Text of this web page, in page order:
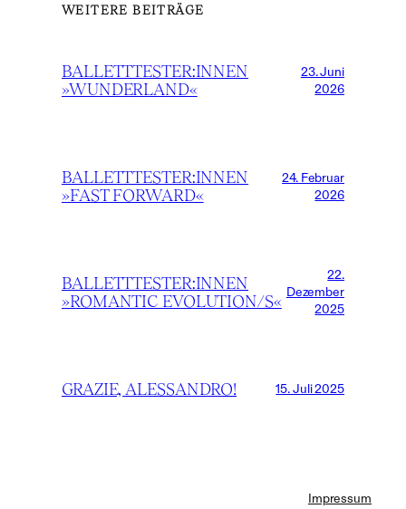
WEITERE BEITRÄGE
BALLETTTESTER:INNEN
»WUNDERLAND«
23. Juni
2026
BALLETTTESTER:INNEN
»FAST FORWARD«
24. Februar
2026
BALLETTTESTER:INNEN
»ROMANTIC EVOLUTION/S«
22.
Dezember
2025
GRAZIE, ALESSANDRO! 15. Juli 2025
Impressum